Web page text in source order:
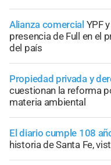
Alianza comercial YPF
presencia de Full en el
del país
Propiedad privada y
cuestionan la reforma
materia ambiental
El diario cumple 108
historia de Santa Fe,